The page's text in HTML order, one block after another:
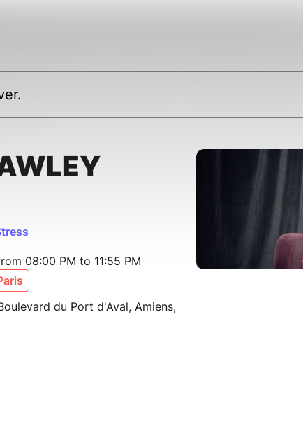
08:00 PM to 11:55 PM
du Port d'Aval, Amiens,